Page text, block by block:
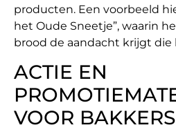
producten. Een voorbeeld
het Oude Sneetje”, waarin
brood de aandacht krijgt die
ACTIE EN
VOOR BAKKERS